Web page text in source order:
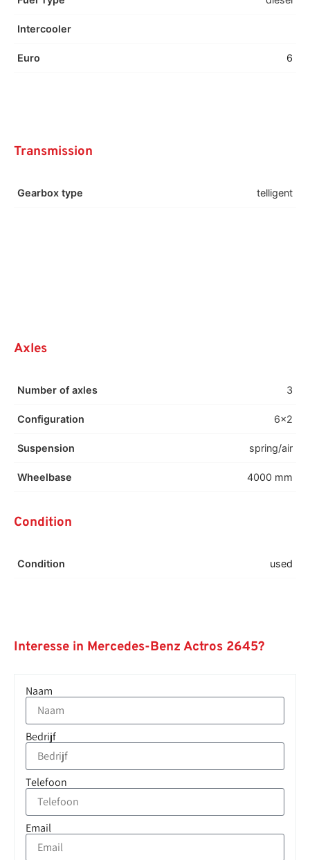
Intercooler
Euro 6
Transmission
Gearbox type telligent
Axles
Number of axles 3
Configuration 6x2
Suspension spring/air
Wheelbase 4000 mm
Condition
Condition used
Interesse in Mercedes-Benz Actros 2645?
Naam
Bedrijf
Telefoon
Email